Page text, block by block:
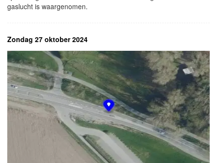
gaslucht is waargenomen.
Zondag 27 oktober 2024